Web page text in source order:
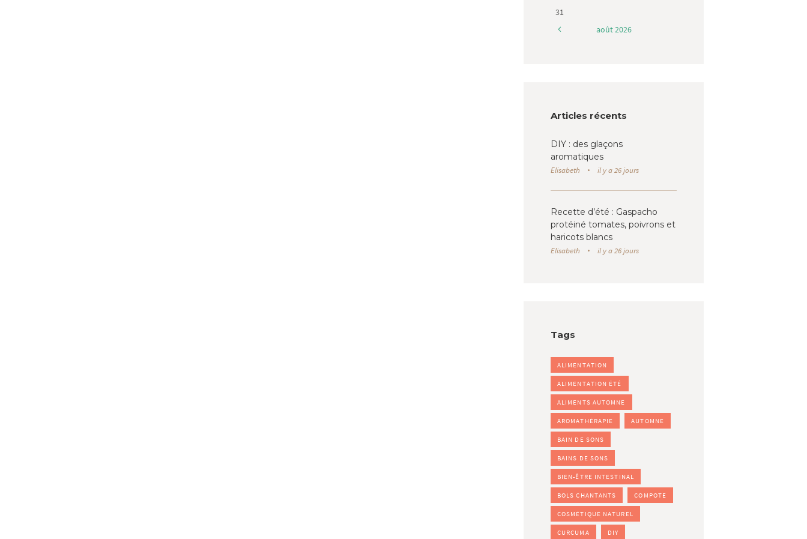
31
août2026
Articles récents
DIY : des glaçons
aromatiques
Elisabeth il y a 26 jours
Recette d’été : Gaspacho
protéiné tomates, poivrons et
haricots blancs
Elisabeth il y a 26 jours
Tags
ALIMENTATION
ALIMENTATION ÉTÉ
ALIMENTS AUTOMNE
AROMATHÉRAPIE AUTOMNE
BAIN DE SONS
BAINS DE SONS
BIEN-ÊTRE INTESTINAL
BOLS CHANTANTS COMPOTE
COSMÉTIQUE NATUREL
CURCUMA DIY